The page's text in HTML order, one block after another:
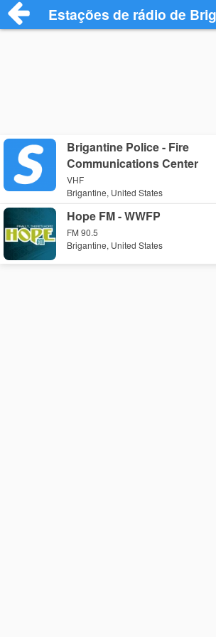
Estações de rádio de
Brigantine Police - Fire
Communications Center
VHF
Brigantine, United States
Hope FM - WWFP
FM 90.5
Brigantine, United States